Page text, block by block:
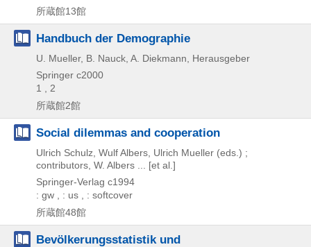
所蔵館13館
Handbuch der Demographie
U. Mueller, B. Nauck, A. Diekmann, Herausgeber
Springer c2000
1 , 2
所蔵館2館
Social dilemmas and cooperation
Ulrich Schulz, Wulf Albers, Ulrich Mueller (eds.) ;
contributors, W. Albers ... [et al.]
Springer-Verlag c1994
: gw , : us , : softcover
所蔵館48館
Bevölkerungsstatistik und